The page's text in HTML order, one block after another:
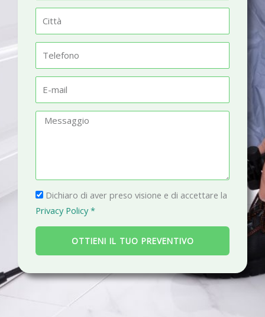
m
t
à
l
fm
a
g
g
i
P
r
i
a
c
Dichiaro di aver preso visione e di accettare la
Privacy Policy *
OTTIENI IL TUO PREVENTIVO